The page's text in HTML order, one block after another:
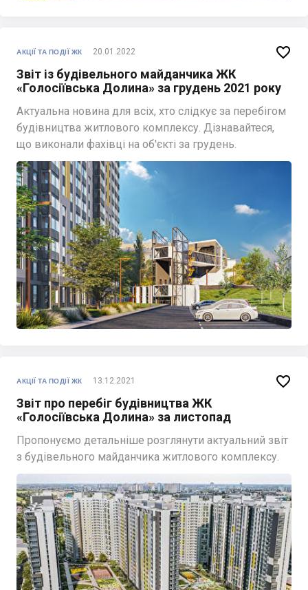
АКЦІЇ ТА ПОДІЇ ЖК 20.01.2022
Звіт із будівельного майданчика ЖК
«Голосіївська Долина» за грудень 2021 року
Актуальна новина для всіх, хто слідкує за перебігом
будівництва житлового комплексу. Дізнавайтеся,
що виконали фахівці на об'єкті за грудень.

АКЦІЇ ТА ПОДІЇ ЖК 13.12.2021
Звіт про перебіг будівництва ЖК
«Голосіївська Долина» за листопад
Пропонуємо детальніше розглянути актуальний звіт
з будівельного майданчика житлового комплексу.
